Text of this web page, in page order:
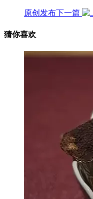
原创发布下一篇
猜你喜欢